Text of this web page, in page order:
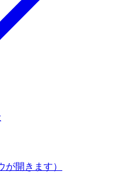
が開きます）